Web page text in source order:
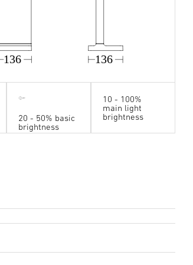
136 136
20 - 50% basic
brightness
10 - 100%
main light
brightness